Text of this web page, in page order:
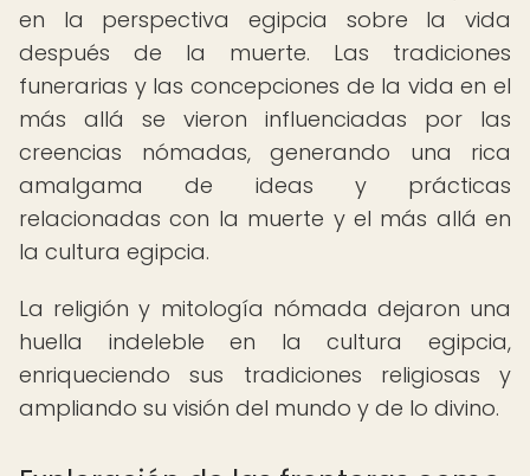
en la perspectiva egipcia sobre la vida
después de la muerte. Las tradiciones
funerarias y las concepciones de la vida en el
más allá se vieron influenciadas por las
creencias nómadas, generando una rica
amalgama de ideas y prácticas
relacionadas con la muerte y el más allá en
la cultura egipcia.
La religión y mitología nómada dejaron una
huella indeleble en la cultura egipcia,
enriqueciendo sus tradiciones religiosas y
ampliando su visión del mundo y de lo divino.